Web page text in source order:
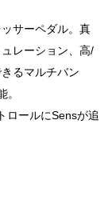
サーペダル。真
レーション、高/
るマルチバン
。
ロールにSensが追